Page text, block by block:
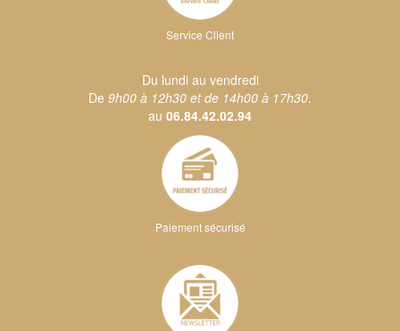
Service Client
Du lundi au vendredi
De 9h00 à 12h30 et de 14h00 à 17h30.
au 06.84.42.02.94
Paiement sécurisé